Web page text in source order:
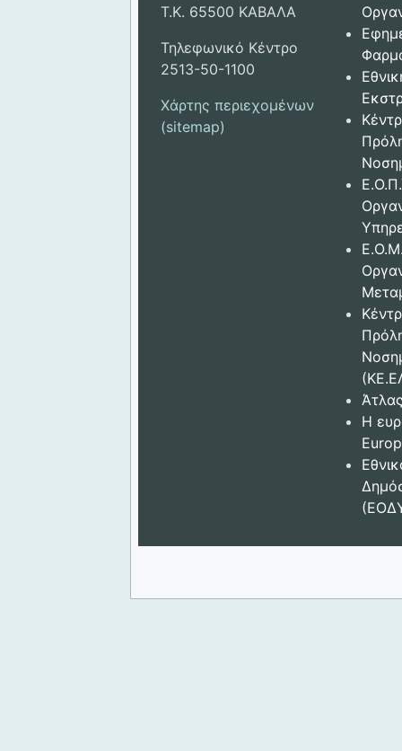
Τ.Κ. 65500 ΚΑΒΑΛΑ
Τηλεφωνικό Κέντρο
2513-50-1100
Χάρτης περιεχομένων
(sitemap)
Η